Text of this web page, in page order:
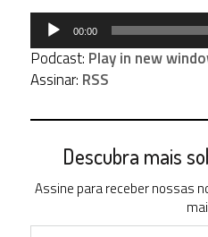
Tocador
áudio
00:00
Podcast: Play in new
Assinar: RSS
Descubra mais
Assine para receber nossas
Digite seu e-mail…